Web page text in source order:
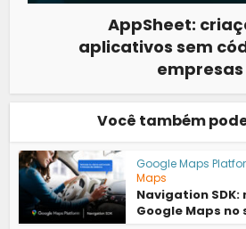
AppSheet:
aplicativos sem
empresas
Você também
Google Maps
Maps
Navigation
Google Maps no